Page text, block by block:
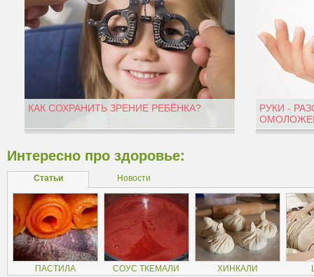
КАК СОХРАНИТЬ ЗРЕНИЕ РЕБЁНКА?
РУКИ -
Интересно про здоровье:
Статьи Новости
ПАСТИЛА СОУС ТКЕМАЛИ ХИНКАЛИ